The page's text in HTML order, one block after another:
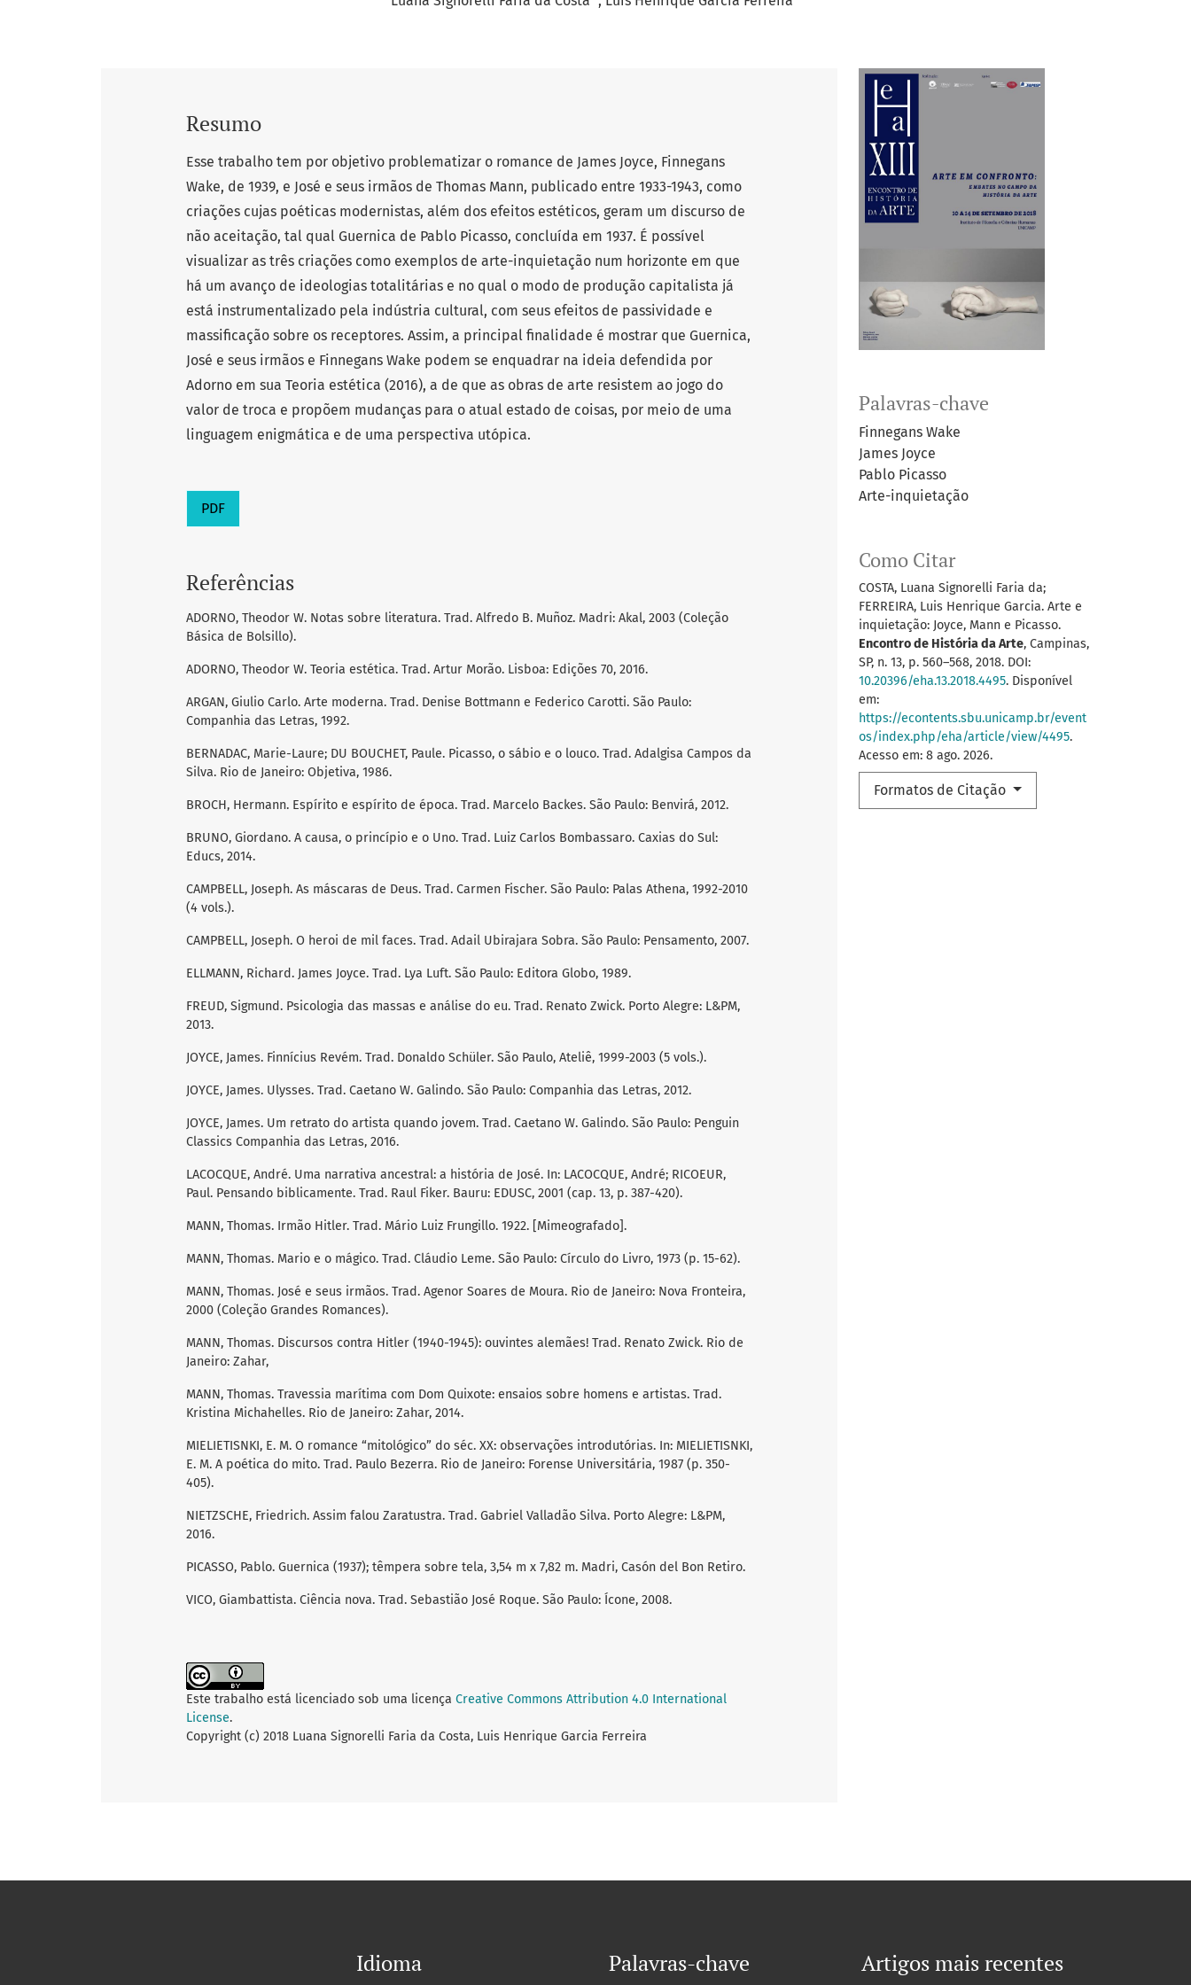
Palavras-chave
Finnegans Wake
James Joyce
Pablo Picasso
Arte-inquietação
Como Citar
COSTA, Luana Signorelli Faria da;
FERREIRA, Luis Henrique Garcia. Arte e
inquietação: Joyce, Mann e Picasso.
Encontro de História da Arte, Campinas,
SP, n. 13, p. 560–568, 2018. DOI:
10.20396/eha.13.2018.4495. Disponível
em:
https://econtents.sbu.unicamp.br/event
os/index.php/eha/article/view/4495.
Acesso em: 8 ago. 2026.
Formatos de Citação
Resumo
Esse trabalho tem por objetivo problematizar o romance de James Joyce, Finnegans
Wake, de 1939, e José e seus irmãos de Thomas Mann, publicado entre 1933-1943, como
criações cujas poéticas modernistas, além dos efeitos estéticos, geram um discurso de
não aceitação, tal qual Guernica de Pablo Picasso, concluída em 1937. É possível
visualizar as três criações como exemplos de arte-inquietação num horizonte em que
há um avanço de ideologias totalitárias e no qual o modo de produção capitalista já
está instrumentalizado pela indústria cultural, com seus efeitos de passividade e
massificação sobre os receptores. Assim, a principal finalidade é mostrar que Guernica,
José e seus irmãos e Finnegans Wake podem se enquadrar na ideia defendida por
Adorno em sua Teoria estética (2016), a de que as obras de arte resistem ao jogo do
valor de troca e propõem mudanças para o atual estado de coisas, por meio de uma
linguagem enigmática e de uma perspectiva utópica.
PDF
Referências
ADORNO, Theodor W. Notas sobre literatura. Trad. Alfredo B. Muñoz. Madri: Akal, 2003 (Coleção
Básica de Bolsillo).
ADORNO, Theodor W. Teoria estética. Trad. Artur Morão. Lisboa: Edições 70, 2016.
ARGAN, Giulio Carlo. Arte moderna. Trad. Denise Bottmann e Federico Carotti. São Paulo:
Companhia das Letras, 1992.
BERNADAC, Marie-Laure; DU BOUCHET, Paule. Picasso, o sábio e o louco. Trad. Adalgisa Campos da
Silva. Rio de Janeiro: Objetiva, 1986.
BROCH, Hermann. Espírito e espírito de época. Trad. Marcelo Backes. São Paulo: Benvirá, 2012.
BRUNO, Giordano. A causa, o princípio e o Uno. Trad. Luiz Carlos Bombassaro. Caxias do Sul:
Educs, 2014.
CAMPBELL, Joseph. As máscaras de Deus. Trad. Carmen Fischer. São Paulo: Palas Athena, 1992-2010
(4 vols.).
CAMPBELL, Joseph. O heroi de mil faces. Trad. Adail Ubirajara Sobra. São Paulo: Pensamento, 2007.
ELLMANN, Richard. James Joyce. Trad. Lya Luft. São Paulo: Editora Globo, 1989.
FREUD, Sigmund. Psicologia das massas e análise do eu. Trad. Renato Zwick. Porto Alegre: L&PM,
2013.
JOYCE, James. Finnícius Revém. Trad. Donaldo Schüler. São Paulo, Ateliê, 1999-2003 (5 vols.).
JOYCE, James. Ulysses. Trad. Caetano W. Galindo. São Paulo: Companhia das Letras, 2012.
JOYCE, James. Um retrato do artista quando jovem. Trad. Caetano W. Galindo. São Paulo: Penguin
Classics Companhia das Letras, 2016.
LACOCQUE, André. Uma narrativa ancestral: a história de José. In: LACOCQUE, André; RICOEUR,
Paul. Pensando biblicamente. Trad. Raul Fiker. Bauru: EDUSC, 2001 (cap. 13, p. 387-420).
MANN, Thomas. Irmão Hitler. Trad. Mário Luiz Frungillo. 1922. [Mimeografado].
MANN, Thomas. Mario e o mágico. Trad. Cláudio Leme. São Paulo: Círculo do Livro, 1973 (p. 15-62).
MANN, Thomas. José e seus irmãos. Trad. Agenor Soares de Moura. Rio de Janeiro: Nova Fronteira,
2000 (Coleção Grandes Romances).
MANN, Thomas. Discursos contra Hitler (1940-1945): ouvintes alemães! Trad. Renato Zwick. Rio de
Janeiro: Zahar,
MANN, Thomas. Travessia marítima com Dom Quixote: ensaios sobre homens e artistas. Trad.
Kristina Michahelles. Rio de Janeiro: Zahar, 2014.
MIELIETISNKI, E. M. O romance “mitológico” do séc. XX: observações introdutórias. In: MIELIETISNKI,
E. M. A poética do mito. Trad. Paulo Bezerra. Rio de Janeiro: Forense Universitária, 1987 (p. 350-
405).
NIETZSCHE, Friedrich. Assim falou Zaratustra. Trad. Gabriel Valladão Silva. Porto Alegre: L&PM,
2016.
PICASSO, Pablo. Guernica (1937); têmpera sobre tela, 3,54 m x 7,82 m. Madri, Casón del Bon Retiro.
VICO, Giambattista. Ciência nova. Trad. Sebastião José Roque. São Paulo: Ícone, 2008.
Este trabalho está licenciado sob uma licença Creative Commons Attribution 4.0 International
License.
Copyright (c) 2018 Luana Signorelli Faria da Costa, Luis Henrique Garcia Ferreira
Idioma Palavras-chave Artigos mais recentes